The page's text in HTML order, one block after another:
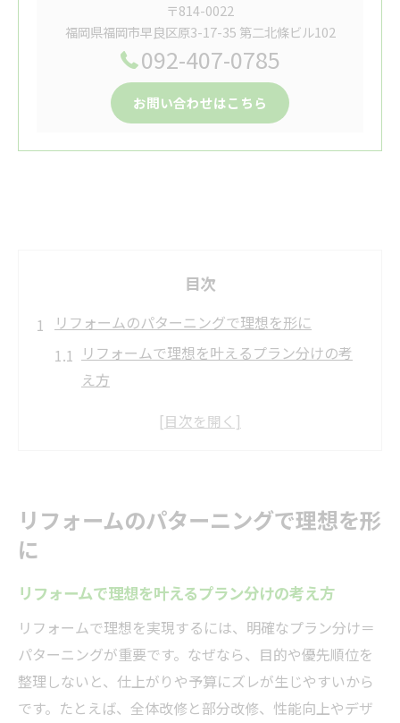
〒814-0022
福岡県福岡市早良区原3-17-35 第二北條ビル102
092-407-0785
お問い合わせはこちら
目次
リフォームのパターニングで理想を形に
リフォームで理想を叶えるプラン分けの考
え方
戸建リフォームに最適なパターニング例を
失敗しないためのリフォームパターン比較
費用別に考えるリフォーム計画の進め方
リフォーム費用ごとのパターンと実例紹介
1500万円で実現可能なリフォーム内容とは
2000万円で叶える戸建リフォームの幅広さ
予算別リフォーム計画の立て方と注意点
リフォームのパターニングで理想を形
に
リフォームで理想を叶えるプラン分けの考え方
リフォームで理想を実現するには、明確なプラン分け＝
パターニングが重要です。なぜなら、目的や優先順位を
整理しないと、仕上がりや予算にズレが生じやすいから
です。たとえば、全体改修と部分改修、性能向上やデザ